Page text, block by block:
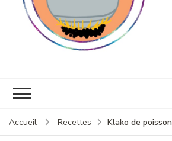
Accueil Recettes Klako de poisson